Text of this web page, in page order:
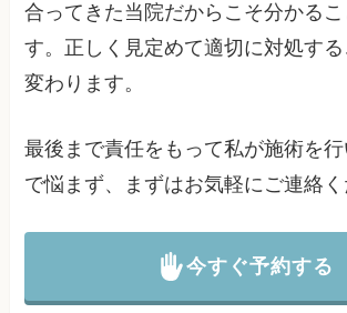
合ってきた当院だからこそ分かるこ
す。正しく見定めて適切に対処す
変わります。
最後まで責任をもって私が施術を行
で悩まず、まずはお気軽にご連絡く
今すぐ予約する